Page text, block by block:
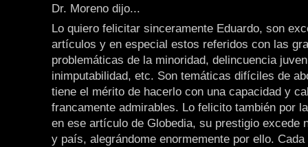
Dr. Moreno dijo...
Lo quiero felicitar sinceramente Eduardo, son
artículos y en especial estos referidos con las
problemáticas de la minoridad, delincuencia
inimputabilidad, etc. Son temáticas difíciles de
tiene el mérito de hacerlo con una capacidad y
francamente admirables. Lo felicito también por
en ese artículo de Globedia, su prestigio excede
y país, alegrándome enormemente por ello.